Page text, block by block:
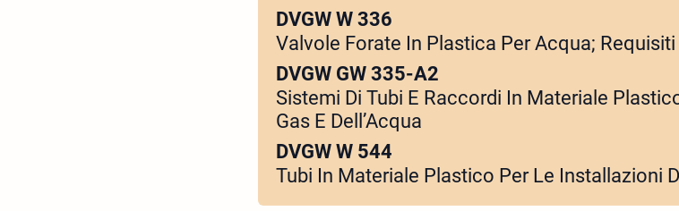
DVGW W 336
Valvole Forate In Plastica Per Acqua; Requisiti
DVGW GW 335-A2
Sistemi Di Tubi E Raccordi In Materiale
Gas E Dell’Acqua
DVGW W 544
Tubi In Materiale Plastico Per Le Installazioni